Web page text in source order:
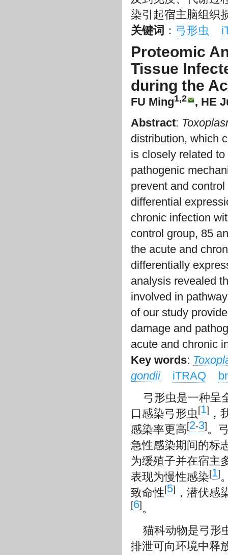
染引起宿主脑组织
关键词 ： 弓形虫
Proteomic
Tissue
during the
FU Ming1,2
, HE
Abstract:
distribution, which
is closely related
pathogenic
prevent and
differential
chronic infection
control group, 85
the acute and
differentially
analysis revealed
involved in
of our study
damage and
acute and chronic
Key words:
gondii
iTRAQ
弓形虫是一种呈
口感染弓形虫[1] ，
感染率更高[2-3]。
急性感染期间的标
为缓殖子并在宿主
表现为慢性感染[1]
致命性[5] ，潜伏感
[6]。
猫科动物是弓形
排泄可向环境中释